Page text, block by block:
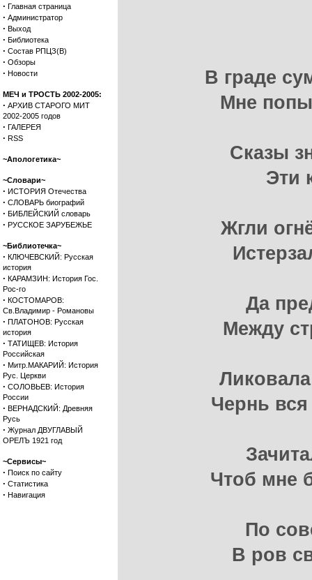
· Главная страница
· Администратор
· Выход
· Библиотека
· Состав РПЦЗ(В)
· Обзоры
· Новости
МЕЧ и ТРОСТЬ 2002-2005:
· АРХИВ СТАРОГО МИТ
2002-2005 годов
· ГАЛЕРЕЯ
· RSS
~Апологетика~
~Словари~
· ИСТОРИЯ Отечества
· СЛОВАРЬ биографий
· БИБЛЕЙСКИЙ словарь
· РУССКОЕ ЗАРУБЕЖЬЕ
~Библиотечка~
· КЛЮЧЕВСКИЙ: Русская
история
· КАРАМЗИН: История Гос.
Рос-го
· КОСТОМАРОВ:
Св.Владимир - Романовы
· ПЛАТОНОВ: Русская
история
· ТАТИЩЕВ: История
Российская
· Митр.МАКАРИЙ: История
Рус. Церкви
· СОЛОВЬЕВ: История
России
· ВЕРНАДСКИЙ: Древняя
Русь
· Журнал ДВУГЛАВЫЙ
ОРЕЛЪ 1921 год
~Сервисы~
· Поиск по сайту
· Статистика
· Навигация
В граде
Мне
Сказы
Эти
Жгли
Да
Между
Чернь
Чтоб мне
По
В ров